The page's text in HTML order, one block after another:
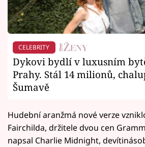
CELEBRITY
Dykovi bydlí v luxusním
Prahy. Stál 14 milionů,
Šumavě
Hudební aranžmá nové verze
Fairchilda, držitele dvou cen
napsal Charlie Midnight,